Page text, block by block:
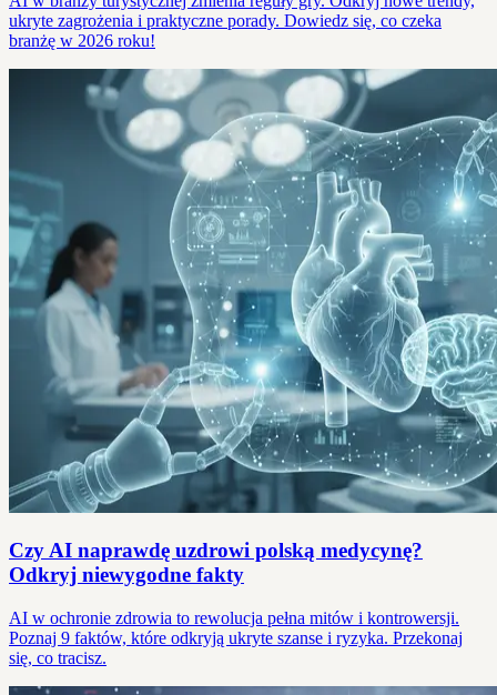
ukryte zagrożenia i praktyczne porady. Dowiedz się, co czeka
branżę w 2026 roku!
Czy AI naprawdę uzdrowi polską medycynę?
Odkryj niewygodne fakty
AI w ochronie zdrowia to rewolucja pełna mitów i kontrowersji.
Poznaj 9 faktów, które odkryją ukryte szanse i ryzyka. Przekonaj
się, co tracisz.